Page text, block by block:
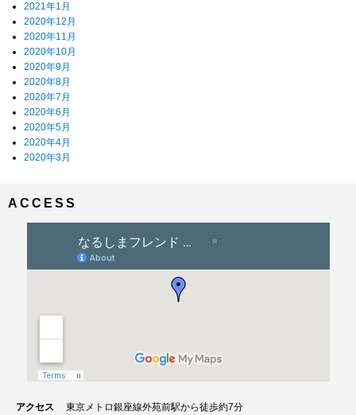
2021年1月
2020年12月
2020年11月
2020年10月
2020年9月
2020年8月
2020年7月
2020年6月
2020年5月
2020年4月
2020年3月
ACCESS
アクセス
東京メトロ銀座線外苑前駅から徒歩約7分